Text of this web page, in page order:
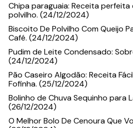
Chipa paraguaia: Receita
polvilho. (24/12/2024)
Biscoito De Polvilho Com Queijo
Café. (24/12/2024)
Pudim de Leite Condensado:
(24/12/2024)
Pão Caseiro Algodão: Receita
Fofinha. (25/12/2024)
Bolinho de Chuva Sequinho para
(26/12/2024)
O Melhor Bolo De Cenoura Que